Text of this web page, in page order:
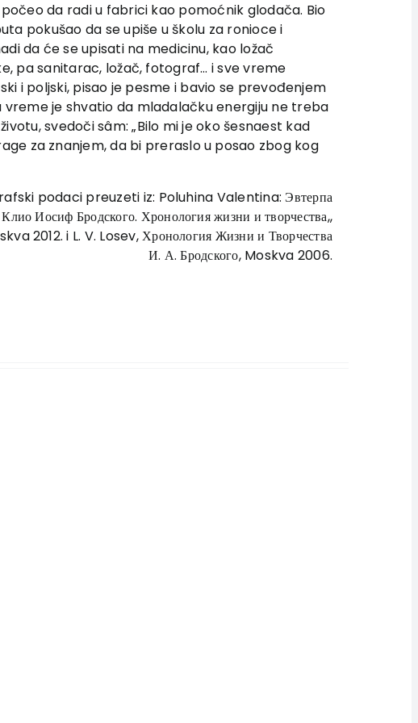
da radi u fabrici kao pomoćnik glodača. Bio
pokušao da se upiše u školu za ronioce i
da će se upisati na medicinu, kao ložač
pa sanitarac, ložač, fotograf… i sve vreme
i poljski, pisao je pesme i bavio se prevođenjem
vreme je shvatio da mladalačku energiju ne treba
svedoči sâm: „Bilo mi je oko šesnaest kad
za znanjem, da bi preraslo u posao zbog kog
podaci preuzeti iz: Poluhina Valentina: Эвтерпа
Иосиф Бродского. Хронология жизни и творчества,,
2012. i L. V. Losev, Хронология Жизни и Творчества
И. А. Бродского, Moskva 2006.